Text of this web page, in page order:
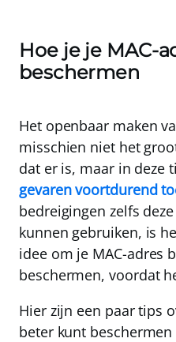
Hoe je je MAC-
beschermen
Het openbaar maken
misschien niet het
dat er is, maar in deze
gevaren voortdurend
bedreigingen zelfs
kunnen gebruiken, is
idee om je MAC-adres
beschermen, voordat
Hier zijn een paar tips
beter kunt